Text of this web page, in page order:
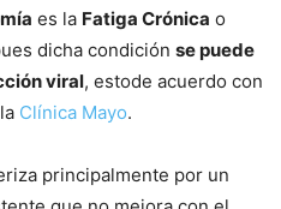
es la Fatiga Crónica o
dicha condición se puede
viral, estode acuerdo con
Clínica Mayo.
principalmente por un